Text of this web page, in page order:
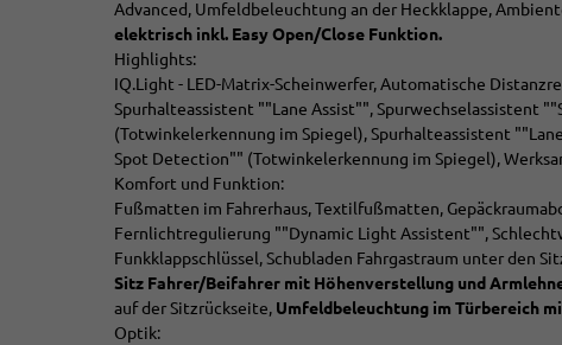
Advanced, Umfeldbeleuchtung an der Heckklappe,
elektrisch inkl. Easy Open/Close Funktion.
Highlights:
IQ.Light - LED-Matrix-Scheinwerfer, Automatische
Spurhalteassistent ""Lane Assist"", Spurwechselassistent
(Totwinkelerkennung im Spiegel), Spurhalteassistent
Spot Detection"" (Totwinkelerkennung im Spiegel),
Komfort und Funktion:
Fußmatten im Fahrerhaus, Textilfußmatten,
Fernlichtregulierung ""Dynamic Light Assistent"",
Funkklappschlüssel, Schubladen Fahrgastraum unter den
Sitz Fahrer/Beifahrer mit Höhenverstellung und
auf der Sitzrückseite, Umfeldbeleuchtung im Türbereich
Optik: